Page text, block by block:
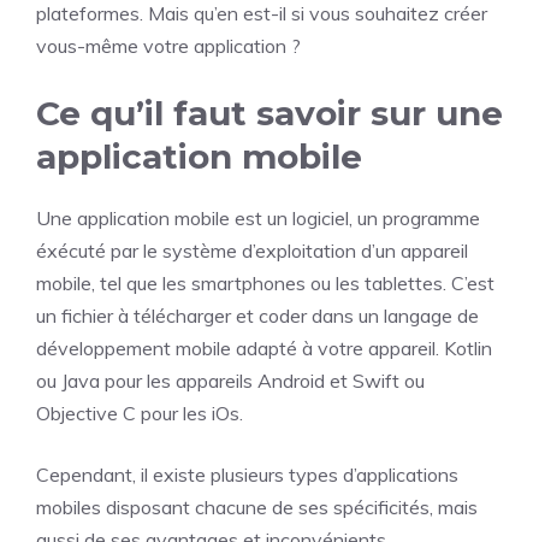
plateformes. Mais qu’en est-il si vous souhaitez créer
vous-même votre application ?
Ce qu’il faut savoir sur une
application mobile
Une application mobile est un logiciel, un programme
éxécuté par le système d’exploitation d’un appareil
mobile, tel que les smartphones ou les tablettes. C’est
un fichier à télécharger et coder dans un langage de
développement mobile adapté à votre appareil. Kotlin
ou Java pour les appareils Android et Swift ou
Objective C pour les iOs.
Cependant, il existe plusieurs types d’applications
mobiles disposant chacune de ses spécificités, mais